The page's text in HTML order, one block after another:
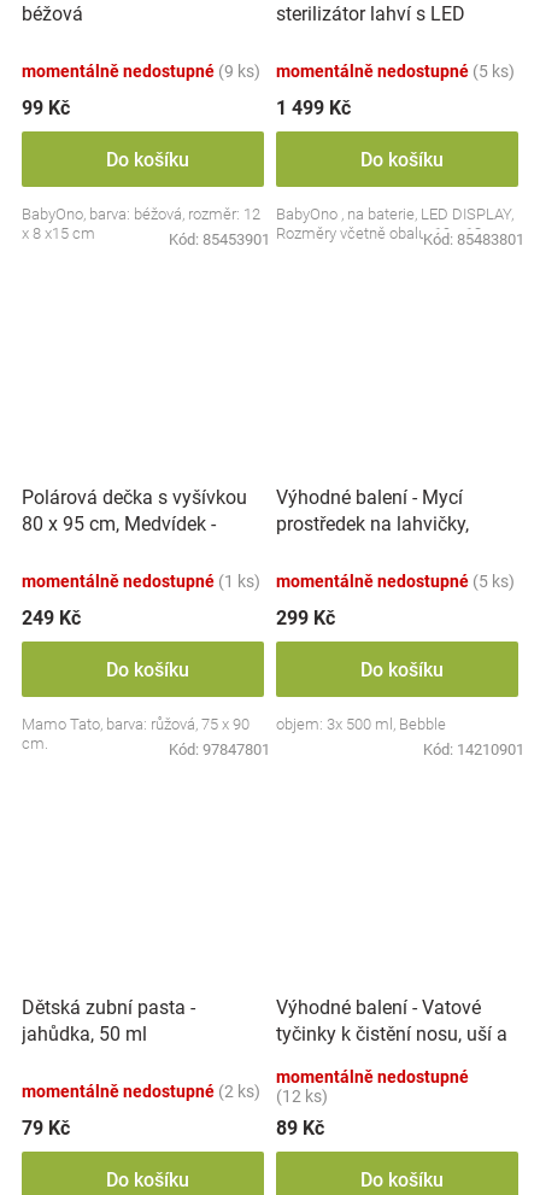
béžová
momentálně nedostupné (9 ks)
99 Kč
Do košíku
BabyOno, barva: béžová, rozměr: 12
x 8 x15 cm
Kód: 85453901
sterilizátor lahví s LED
momentálně nedostupné (5 ks)
1 499 Kč
Do košíku
BabyOno , na baterie, LED DISPLAY,
Rozměry včetně obalu: 19 x 13 cm.
Kód: 85483801
Polárová dečka s vyšívkou
80 x 95 cm, Medvídek -
momentálně nedostupné (1 ks)
249 Kč
Do košíku
Mamo Tato, barva: růžová, 75 x 90
cm.
Kód: 97847801
Výhodné balení - Mycí
prostředek na lahvičky,
momentálně nedostupné (5 ks)
299 Kč
Do košíku
objem: 3x 500 ml, Bebble
Kód: 14210901
Dětská zubní pasta -
jahůdka, 50 ml
momentálně nedostupné (2 ks)
79 Kč
Do košíku
Výhodné balení - Vatové
tyčinky k čistění nosu, uší a
momentálně nedostupné
(12 ks)
89 Kč
Do košíku